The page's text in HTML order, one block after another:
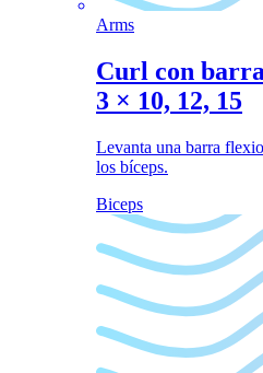
Arms
Curl con barra
3 × 10, 12, 15
Levanta una barra
los bíceps.
Biceps